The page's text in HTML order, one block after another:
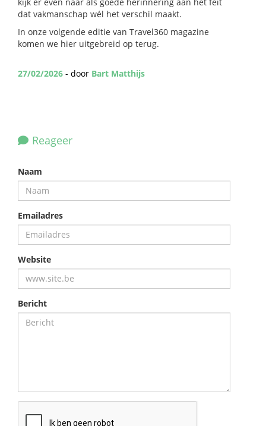
dat vakmanschap wél het verschil maakt.
In onze volgende editie van Travel360 magazine
komen we hier uitgebreid op terug.
27/02/2026 - door Bart Matthijs
Reageer
Naam
Emailadres
Website
Bericht